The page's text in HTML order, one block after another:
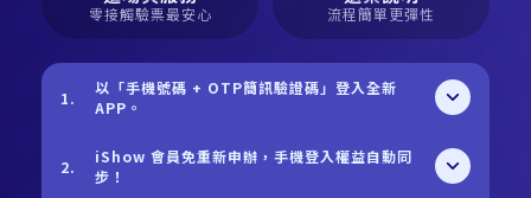
零接觸驗票最安心 流程簡單更彈性
1.
以「手機號碼 + OTP簡訊驗證碼」登入全新
APP。
OTP 簡訊驗證碼」登入，不再需要記憶密碼
2.
iShow 會員免重新申辦，手機登入權益自動同
步！